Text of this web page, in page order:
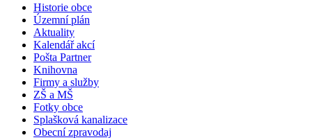
Historie obce
Územní plán
Aktuality
Kalendář akcí
Pošta Partner
Knihovna
Firmy a služby
ZŠ a MŠ
Fotky obce
Splašková kanalizace
Obecní zpravodaj